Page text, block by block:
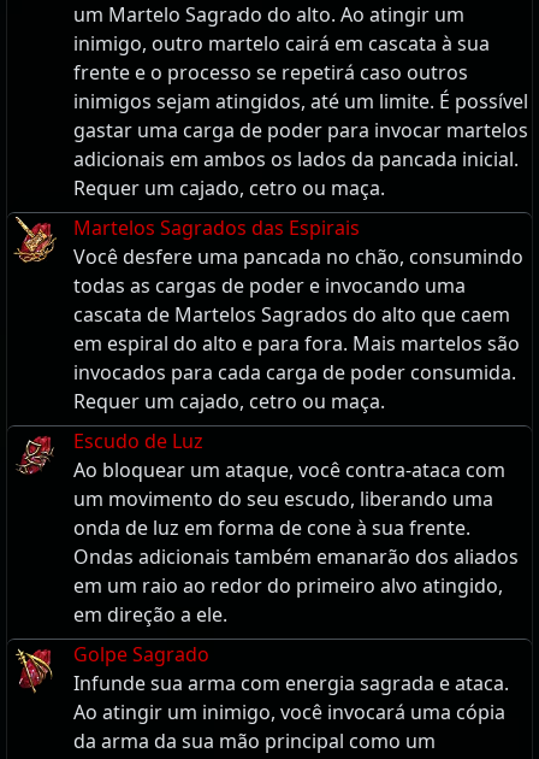
um Martelo Sagrado do alto. Ao atingir um
inimigo, outro martelo cairá em cascata à sua
frente e o processo se repetirá caso outros
inimigos sejam atingidos, até um limite. É possível
gastar uma carga de poder para invocar martelos
adicionais em ambos os lados da pancada inicial.
Requer um cajado, cetro ou maça.
Martelos Sagrados das Espirais
Você desfere uma pancada no chão, consumindo
todas as cargas de poder e invocando uma
cascata de Martelos Sagrados do alto que caem
em espiral do alto e para fora. Mais martelos são
invocados para cada carga de poder consumida.
Requer um cajado, cetro ou maça.
Escudo de Luz
Ao bloquear um ataque, você contra-ataca com
um movimento do seu escudo, liberando uma
onda de luz em forma de cone à sua frente.
Ondas adicionais também emanarão dos aliados
em um raio ao redor do primeiro alvo atingido,
em direção a ele.
Golpe Sagrado
Infunde sua arma com energia sagrada e ataca.
Ao atingir um inimigo, você invocará uma cópia
da arma da sua mão principal como um